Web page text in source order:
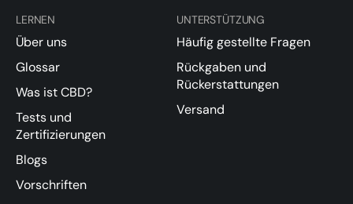
LERNEN
Über uns
Glossar
Was ist CBD?
Tests und
Zertifizierungen
Blogs
Vorschriften
UNTERSTÜTZUNG
Häufig gestellte Fragen
Rückgaben und
Rückerstattungen
Versand